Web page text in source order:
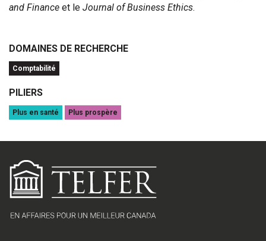
and Finance et le Journal of Business Ethics.
DOMAINES DE RECHERCHE
Comptabilité
PILIERS
Plus en santé Plus prospère